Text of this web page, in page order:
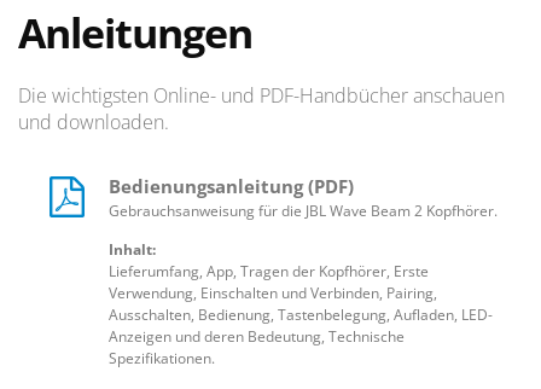
Anleitungen
Die wichtigsten Online- und PDF-Handbücher anschauen
und downloaden.
Bedienungsanleitung (PDF)
Gebrauchsanweisung für die JBL Wave Beam 2 Kopfhörer.
Inhalt:
Lieferumfang, App, Tragen der Kopfhörer, Erste
Verwendung, Einschalten und Verbinden, Pairing,
Ausschalten, Bedienung, Tastenbelegung, Aufladen, LED-
Anzeigen und deren Bedeutung, Technische
Spezifikationen.